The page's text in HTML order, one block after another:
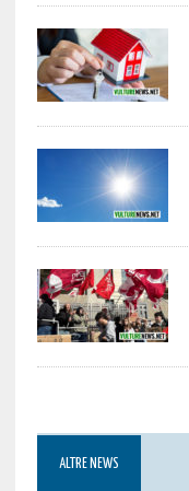
ALTRE NEWS